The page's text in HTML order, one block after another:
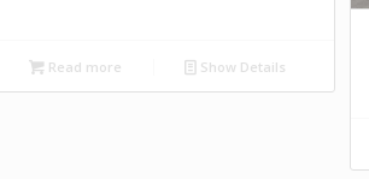
Read more Show Details